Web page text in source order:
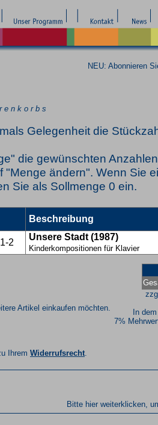
NEU: Abonnieren
n k o r b s
Gelegenheit die
die gewünschten
"Menge ändern". Wenn Sie
Sie als Sollmenge 0 ein.
Beschreibung
2
Unsere Stadt (1987)
Kinderkompositionen für Klavier
In
7%
Artikel einkaufen möchten.
Ihrem Widerrufsrecht.
Bitte hier weiterklicken,